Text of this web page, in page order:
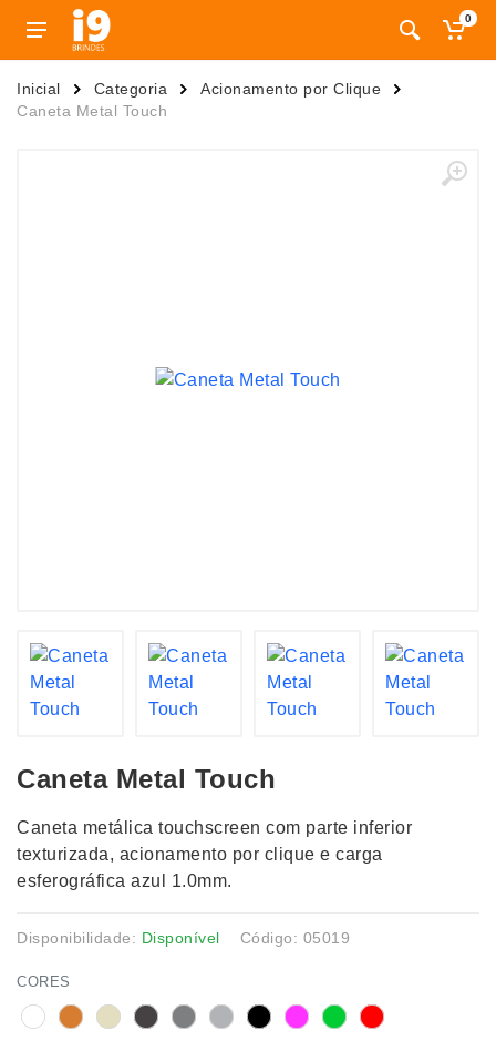
0
Inicial Categoria
Acionamento por Clique
Caneta Metal Touch
Caneta Metal Touch
Caneta metálica touchscreen com parte inferior
texturizada, acionamento por clique e carga
esferográfica azul 1.0mm.
Disponibilidade: Disponível Código: 05019
CORES